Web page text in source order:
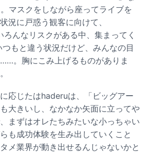
マスクをしながら座ってライブを
況に戸惑う観客に向けて、
んなリスクがある中、集まってく
もと違う状況だけど、みんなの目
。胸にこみ上げるものがありま
応じたはhaderuは、「ビッグアー
大きいし、なかなか矢面に立ってや
まずはオレたちみたいな小っちゃい
も成功体験を生み出していくこと
メ業界が動き出せるんじゃないかと